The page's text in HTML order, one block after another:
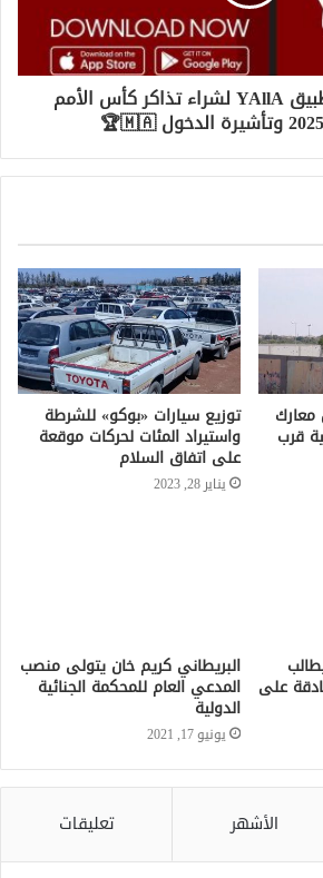
المغرب تطلق تطبيق YAllA لشراء تذاكر كأس الأمم
قرب
توزيع سيارات «بوكو» للشرطة
واستيراد المئات لحركات موقعة
على اتفاق السلام
يناير 28, 2023
على
البريطاني كريم خان يتولى منصب
المدعي العام للمحكمة الجنائية
الدولية
يونيو 17, 2021
الأشهر تعليقات